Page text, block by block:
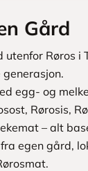
Gård
utenfor Røros i
egg- og
Rørosis,
– alt
egen gård,